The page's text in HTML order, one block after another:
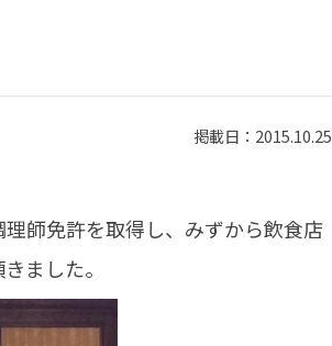
掲載日：2015.10.25
師免許を取得し、みずから飲食店
ました。